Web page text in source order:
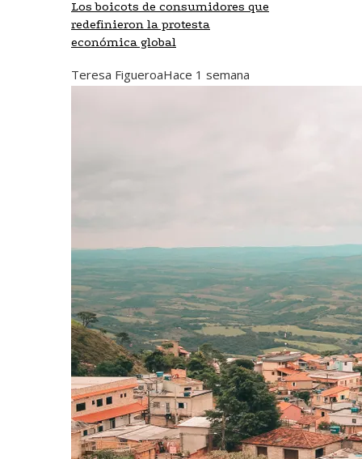
Los boicots de consumidores que
redefinieron la protesta
económica global
Teresa FigueroaHace 1 semana